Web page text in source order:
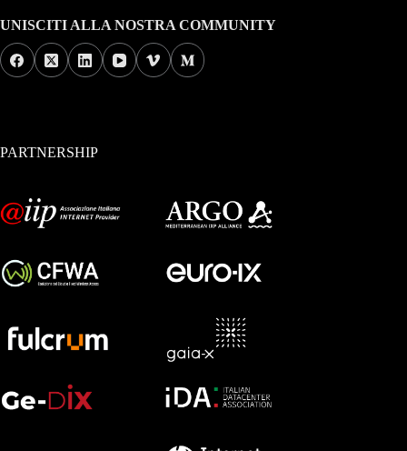
UNISCITI ALLA NOSTRA COMMUNITY
PARTNERSHIP